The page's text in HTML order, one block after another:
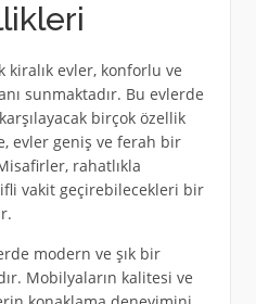
kiralık evler, konforlu ve
sunmaktadır. Bu evlerde
birçok özellik
evler geniş ve ferah bir
rahatlıkla
vakit geçirebilecekleri bir
modern ve şık bir
Mobilyaların kalitesi ve